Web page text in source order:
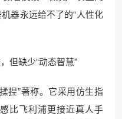
器永远给不了的“人性化
但缺少“动态智慧”
捏”著称。它采用仿生指
比飞利浦更接近真人手